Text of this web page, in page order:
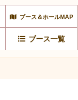
ブース＆ホールMAP
ブース一覧